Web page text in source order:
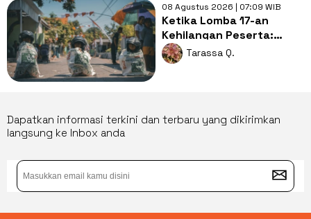
08 Agustus 2026 | 07:09 WIB
Ketika Lomba 17-an
Kehilangan Peserta:
Apakah Indonesia Sedang
Memasuki Era Krisis
Tarassa Q.
Dapatkan informasi terkini dan terbaru yang dikirimkan
langsung ke Inbox anda